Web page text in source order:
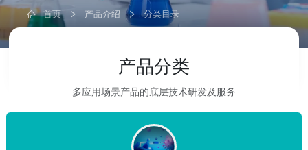
首页 产品介绍 分类目录
产品分类
多应用场景产品的底层技术研发及服务